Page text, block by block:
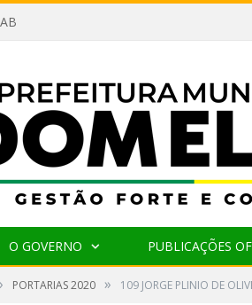
O GOVERNO PUBLICAÇÕES
PORTARIAS 2020 » 109 JORGE PLINIO DE